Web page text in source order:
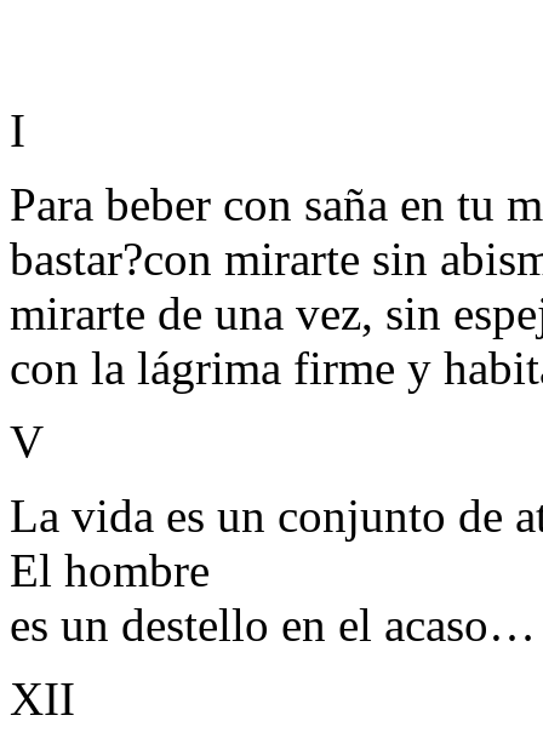
I
Para beber con saña en tu
bastar?con mirarte sin
mirarte de una vez, sin
con la lágrima firme y
V
La vida es un conjunto de
El hombre
es un destello en el acaso…
XII